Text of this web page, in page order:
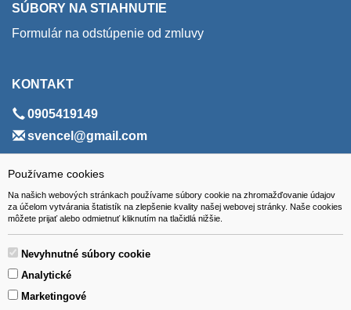
Používame cookies
Na našich webových stránkach používame súbory cookie na zhromažďovanie údajov
za účelom vytvárania štatistík na zlepšenie kvality našej webovej stránky. Naše cookies
môžete prijať alebo odmietnuť kliknutím na tlačidlá nižšie.
Nevyhnutné súbory cookie
Analytické
Marketingové
SÚBORY NA STIAHNUTIE
Formulár na odstúpenie od zmluvy
KONTAKT
0905419149
svencel@gmail.com
ADRESA
VEST - tech s.r.o.
Hviezdoslavova 280/6, 965 01 Žiar nad Hronom
Slovakia (Slovak Republic)